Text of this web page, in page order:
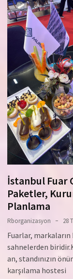
İstanbul Fuar
Paketler,
Planlama
Rborganizasyon 28
Fuarlar,
sahnelerden
an, standınızın
karşılama hostesi